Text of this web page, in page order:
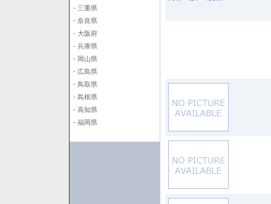
- 三重県
- 奈良県
- 大阪府
- 兵庫県
- 岡山県
- 広島県
- 鳥取県
- 島根県
- 高知県
- 福岡県